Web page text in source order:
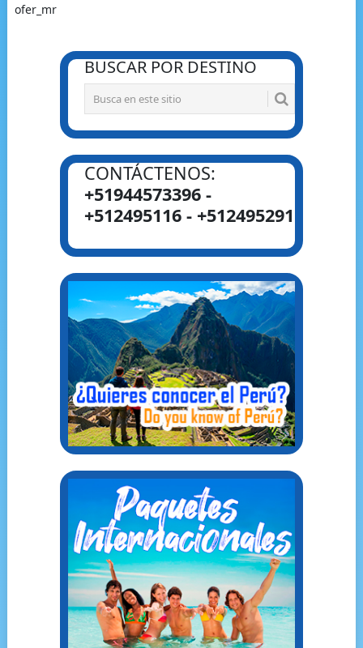
ofer_mr
BUSCAR POR DESTINO
CONTÁCTENOS:
+51944573396 -
+512495116 - +512495291